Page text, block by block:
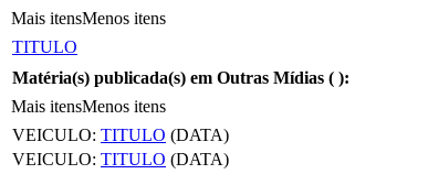
Mais itensMenos itens
TITULO
Matéria(s) publicada(s) em Outras Mídias ( ):
Mais itensMenos itens
VEICULO: TITULO (DATA)
VEICULO: TITULO (DATA)